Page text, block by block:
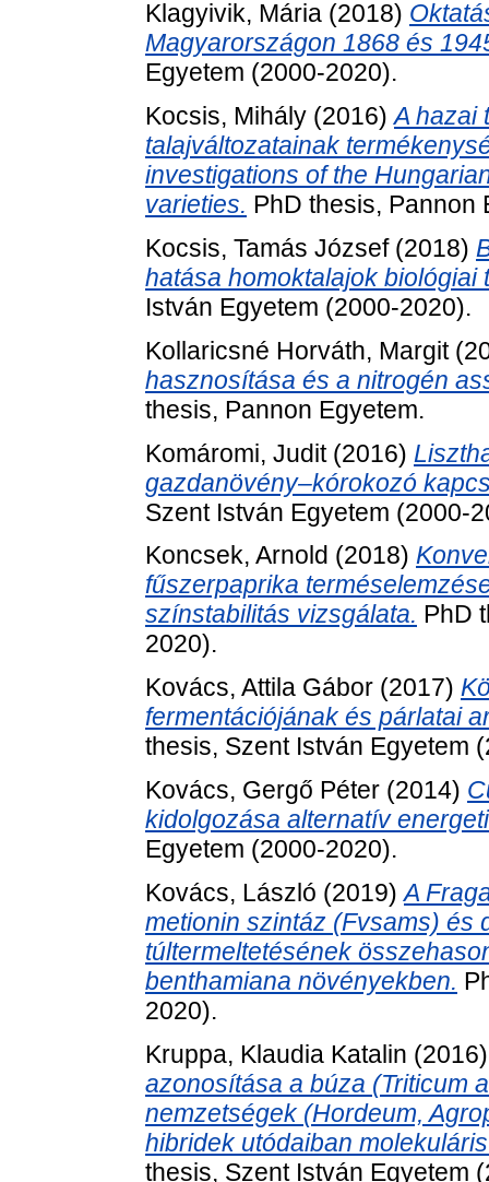
Klagyivik, Mária (2018)
Magyarországon 1868 és
Egyetem (2000-2020).
Kocsis, Mihály (2016)A hazai
talajváltozatainak
investigations of the
varieties. PhD thesis, Pannon
Kocsis, Tamás József(2018)
hatása homoktalajok biológiai
István Egyetem (2000-2020).
Kollaricsné Horváth, Margit
hasznosítása és a nitrogén
thesis, Pannon Egyetem.
Komáromi, Judit(2016)
gazdanövény–kórokozó
Szent István Egyetem (2000-
Koncsek, Arnold (2018)
fűszerpaprika
színstabilitás vizsgálata. PhD
2020).
Kovács, Attila Gábor (2017)
fermentációjának és párlatai
thesis, Szent István Egyetem
Kovács, Gergő Péter (2014)
kidolgozása alternatív
Egyetem (2000-2020).
Kovács, László (2019)A
metionin szintáz (Fvsams) és
túltermeltetésének
benthamiana növényekben.
2020).
Kruppa, Klaudia Katalin
azonosítása a búza (Triticum
nemzetségek (Hordeum,
hibridek utódaiban
thesis, Szent István Egyetem